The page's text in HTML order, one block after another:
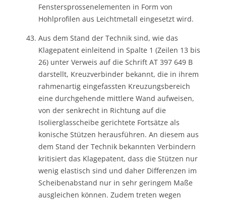
Fenstersprossenelementen in Form von
Hohlprofilen aus Leichtmetall eingesetzt wird.
Aus dem Stand der Technik sind, wie das
Klagepatent einleitend in Spalte 1 (Zeilen 13 bis
26) unter Verweis auf die Schrift AT 397 649 B
darstellt, Kreuzverbinder bekannt, die in ihrem
rahmenartig eingefassten Kreuzungsbereich
eine durchgehende mittlere Wand aufweisen,
von der senkrecht in Richtung auf die
Isolierglasscheibe gerichtete Fortsätze als
konische Stützen herausführen. An diesem aus
dem Stand der Technik bekannten Verbindern
kritisiert das Klagepatent, dass die Stützen nur
wenig elastisch sind und daher Differenzen im
Scheibenabstand nur in sehr geringem Maße
ausgleichen können. Zudem treten wegen